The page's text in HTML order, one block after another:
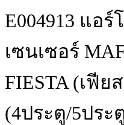
E004913 แอ
เซนเซอร์
FIESTA (เฟีย
(4ประตู/5ประ